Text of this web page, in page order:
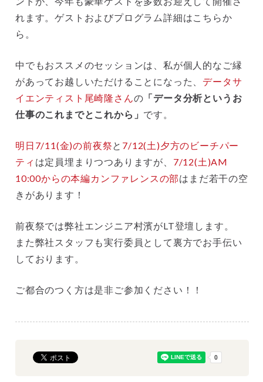
れます。ゲストおよびプログラム詳細はこちらか
ら。
中でもおススメのセッションは、私が個人的なご縁
があってお越しいただけることになった、 データサ
イエンティスト尾崎隆さんの 「データ分析というお
仕事のこれまでとこれから」 です。
明日7/11(金)の前夜祭と 7/12(土)夕方のビーチパー
ティ は定員埋まりつつありますが、 7/12(土)AM
10:00からの本編カンファレンスの部はまだ若干の空
きがあります！
前夜祭では弊社エンジニア村濱がLT登壇します。
また弊社スタッフも実行委員として裏方でお手伝い
しております。
ご都合のつく方は是非ご参加ください！！